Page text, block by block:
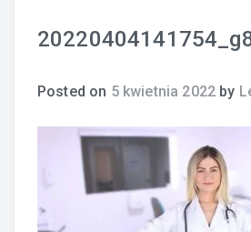
Posted on 5 kwietnia 2022 by